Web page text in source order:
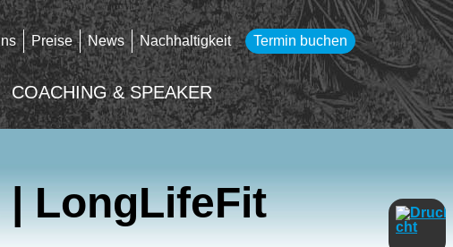
Preise News Nachhaltigkeit Termin buchen
COACHING & SPEAKER
| LongLifeFit